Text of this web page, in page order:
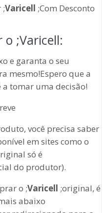
;Varicell ;Com Desconto
o ;Varicell:
e garanta o seu
mesmo!Espero que a
a tomar uma decisão!
você precisa saber
em sites como o
só é
do produtor).
o ;Varicell ;original, é
abaixo